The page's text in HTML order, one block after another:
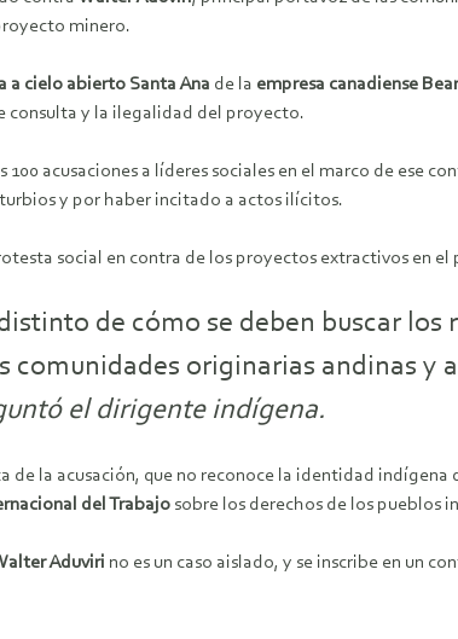
minero.
a cielo abierto Santa Ana de la empresa canadiense
consulta y la ilegalidad del proyecto.
100 acusaciones a líderes sociales en el marco de ese
y por haber incitado a actos ilícitos.
social en contra de los proyectos extractivos en
de cómo se deben buscar
comunidades originarias andinas y
el dirigente indígena.
la acusación, que no reconoce la identidad
del Trabajo sobre los derechos de los pueblos
Aduviri no es un caso aislado, y se inscribe en un